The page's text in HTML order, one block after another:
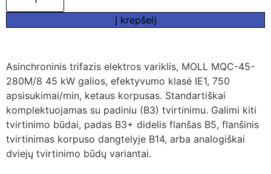
Į krepšelį
Asinchroninis trifazis elektros variklis, MOLL MQC-45-
280M/8 45 kW galios, efektyvumo klasė IE1, 750
apsisukimai/min, ketaus korpusas. Standartiškai
komplektuojamas su padiniu (B3) tvirtinimu. Galimi kiti
tvirtinimo būdai, padas B3+ didelis flanšas B5, flanšinis
tvirtinimas korpuso dangtelyje B14, arba analogiškai
dviejų tvirtinimo būdų variantai.